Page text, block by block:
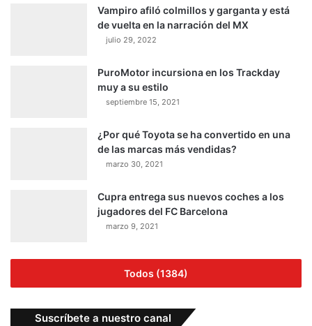
Vampiro afiló colmillos y garganta y está
de vuelta en la narración del MX
julio 29, 2022
PuroMotor incursiona en los Trackday
muy a su estilo
septiembre 15, 2021
¿Por qué Toyota se ha convertido en una
de las marcas más vendidas?
marzo 30, 2021
Cupra entrega sus nuevos coches a los
jugadores del FC Barcelona
marzo 9, 2021
Todos (1384)
Suscríbete a nuestro canal